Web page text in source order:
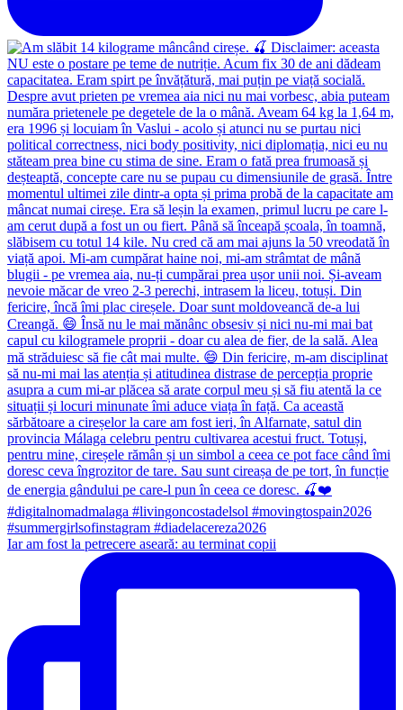
Iar am fost la petrecere aseară: au terminat copii